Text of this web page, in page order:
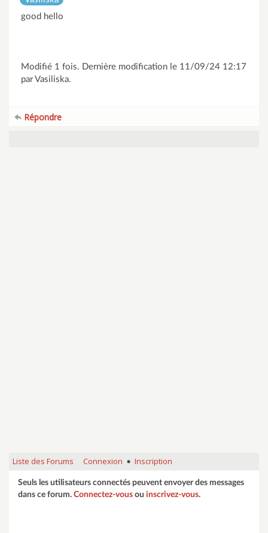
good hello
Modifié 1 fois. Dernière modification le 11/09/24 12:17
par Vasiliska.
Répondre
Liste des Forums Connexion • Inscription
Seuls les utilisateurs connectés peuvent envoyer des messages
dans ce forum. Connectez-vous ou inscrivez-vous.